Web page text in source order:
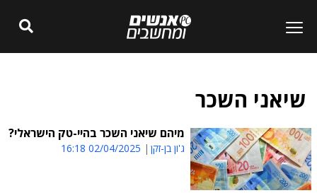
שיאני השכר
מיהם שיאני השכר בהיי-טק הישראלי?
ג'ון בן-זקן 02/04/2025 16:18